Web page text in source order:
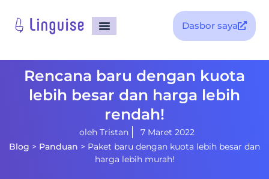
Dasbor saya
Rencana baru dengan kuota
lebih besar dan harga lebih
rendah!
oleh Tristan
7 Maret 2022
Blog > Panduan > Paket baru dengan kuota lebih besar dan
harga lebih murah!